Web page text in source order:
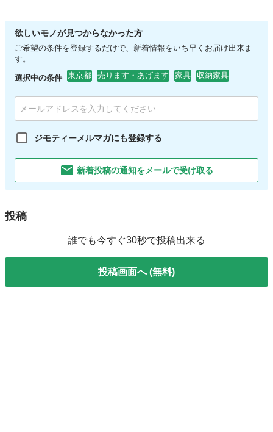
欲しいモノが見つからなかった方
ご希望の条件を登録するだけで、新着情報をいち早くお届け出来ま
す。
選択中の条件 東京都 売ります・あげます 家具 収納家具
ジモティーメルマガにも登録する
新着投稿の通知をメールで受け取る
投稿
誰でも今すぐ30秒で投稿出来る
投稿画面へ (無料)